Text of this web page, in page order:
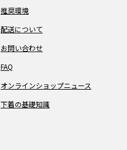
推奨環境
配送について
お問い合わせ
FAQ
オンラインショップニュース
下着の基礎知識